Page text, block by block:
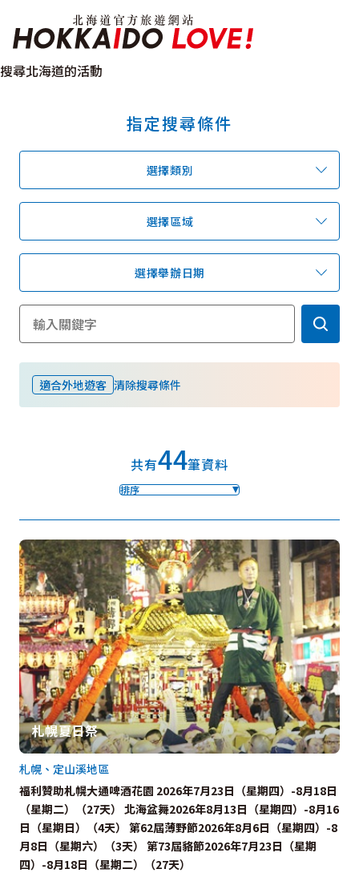
溫泉
區域指南
預約
北海道簡介
依旅遊主題搜尋
七個國立公園
基礎知識
Insta
gram
YouT
ube
Insta
gram
影片
使用條款
隱私權政策摘要
Cookie 政策
關於我們
連結
語言
搜尋北海道的活動
指定搜尋條件
選擇類別
選擇區域
選擇舉辦日期
適合外地遊客 清除搜尋條件
共有44筆資料
排序
札幌夏日祭
札幌、定山溪地區
福利贊助札幌大通啤酒花園 2026年7月23日（星期四）-8月18日
（星期二）（27天） 北海盆舞2026年8月13日（星期四）-8月16
日（星期日）（4天） 第62屆薄野節2026年8月6日（星期四）-8
月8日（星期六）（3天） 第73屆貉節2026年7月23日（星期
四）-8月18日（星期二）（27天）